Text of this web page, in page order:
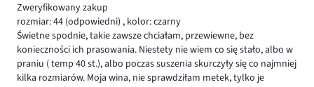
Zweryfikowany zakup
rozmiar: 44 (odpowiedni) , kolor: czarny
Świetne spodnie, takie zawsze chciałam, przewiewne, bez
konieczności ich prasowania. Niestety nie wiem co się stało, albo w
praniu ( temp 40 st.), albo poczas suszenia skurczyły się co najmniej
kilka rozmiarów. Moja wina, nie sprawdziłam metek, tylko je